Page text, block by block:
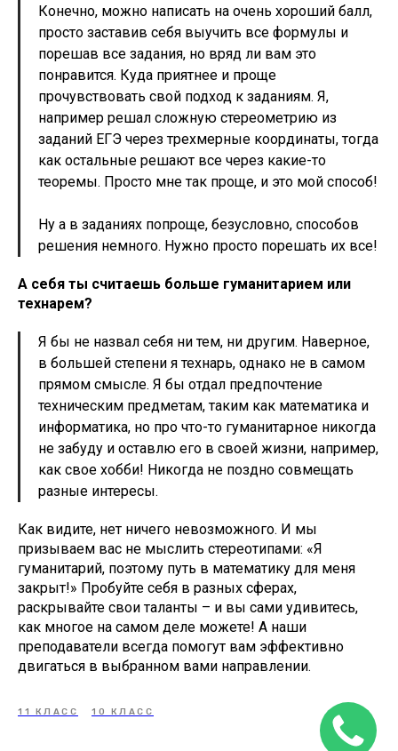
Конечно, можно написать на очень хороший балл,
просто заставив себя выучить все формулы и
порешав все задания, но вряд ли вам это
понравится. Куда приятнее и проще
прочувствовать свой подход к заданиям. Я,
например решал сложную стереометрию из
заданий ЕГЭ через трехмерные координаты, тогда
как остальные решают все через какие-то
теоремы. Просто мне так проще, и это мой способ!
Ну а в заданиях попроще, безусловно, способов
решения немного. Нужно просто порешать их все!
А себя ты считаешь больше гуманитарием или
технарем?
Я бы не назвал себя ни тем, ни другим. Наверное,
в большей степени я технарь, однако не в самом
прямом смысле. Я бы отдал предпочтение
техническим предметам, таким как математика и
информатика, но про что-то гуманитарное никогда
не забуду и оставлю его в своей жизни, например,
как свое хобби! Никогда не поздно совмещать
разные интересы.
Как видите, нет ничего невозможного. И мы
призываем вас не мыслить стереотипами: «Я
гуманитарий, поэтому путь в математику для меня
закрыт!» Пробуйте себя в разных сферах,
раскрывайте свои таланты – и вы сами удивитесь,
как многое на самом деле можете! А наши
преподаватели всегда помогут вам эффективно
двигаться в выбранном вами направлении.
11 КЛАСС 10 КЛАСС